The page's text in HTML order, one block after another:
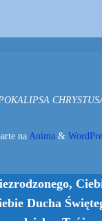
naAnima &
Ducha